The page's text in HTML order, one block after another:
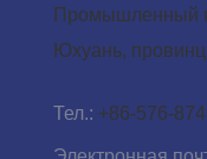
Промышленный
Юхуань,
Тел.: +86-576-